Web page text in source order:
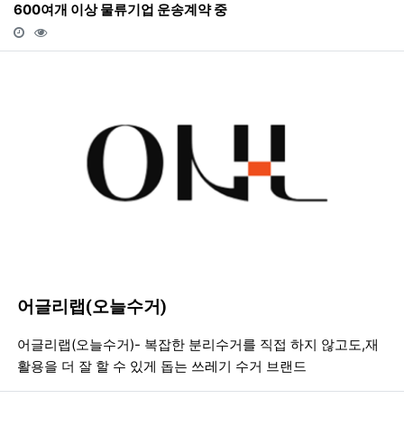
600여개 이상 물류기업 운송계약 중
등록일조회
어글리랩(오늘수거)
등록일
조회
어글리랩(오늘수거)- 복잡한 분리수거를 직접 하지 않고도,재
활용을 더 잘 할 수 있게 돕는 쓰레기 수거 브랜드